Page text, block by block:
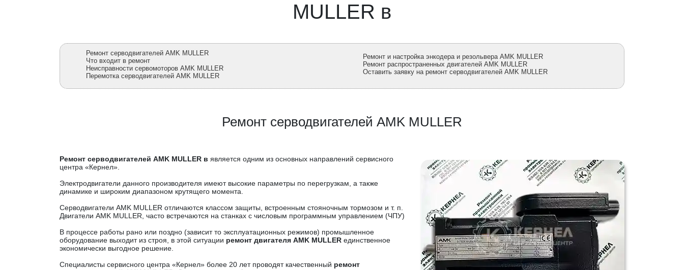
MULLER в
Ремонт серводвигателей AMK MULLER
Что входит в ремонт
Неисправности сервомоторов AMK MULLER
Перемотка серводвигателей AMK MULLER
Ремонт и настройка энкодера и резольвера AMK MULLER
Ремонт распространенных двигателей AMK MULLER
Оставить заявку на ремонт серводвигателей AMK MULLER
Ремонт серводвигателей AMK MULLER
Ремонт серводвигателей AMK MULLER в является одним из основных направлений сервисного
центра «Кернел».
Электродвигатели данного производителя имеют высокие параметры по перегрузкам, а также
динамике и широким диапазоном крутящего момента.
Серводвигатели AMK MULLER отличаются классом защиты, встроенным стояночным тормозом и т. п.
Двигатели AMK MULLER, часто встречаются на станках с числовым программным управлением (ЧПУ)
В процессе работы рано или поздно (зависит то эксплуатационных режимов) промышленное
оборудование выходит из строя, в этой ситуации ремонт двигателя AMK MULLER единственное
экономически выгодное решение.
Специалисты сервисного центра «Кернел» более 20 лет проводят качественный ремонт